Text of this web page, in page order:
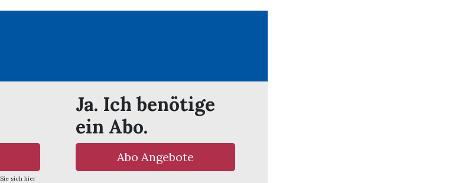
Sie sich hier
Ja. Ich benötige
ein Abo.
Abo Angebote